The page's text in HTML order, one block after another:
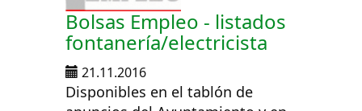
Bolsas Empleo - listados
fontanería/electricista
21.11.2016
Disponibles en el tablón de